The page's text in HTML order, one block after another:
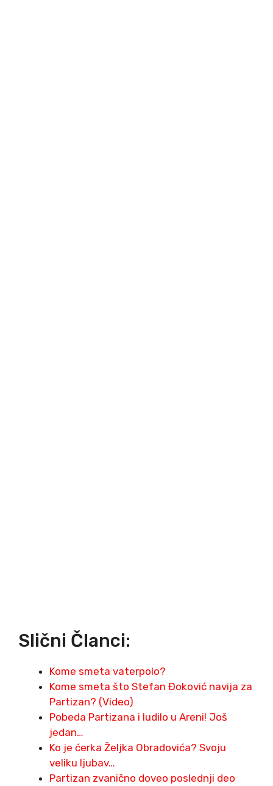
Slični Članci:
Kome smeta vaterpolo?
Kome smeta što Stefan Đoković navija za
Partizan? (Video)
Pobeda Partizana i ludilo u Areni! Još
jedan…
Ko je ćerka Željka Obradovića? Svoju
veliku ljubav…
Partizan zvanično doveo poslednji deo